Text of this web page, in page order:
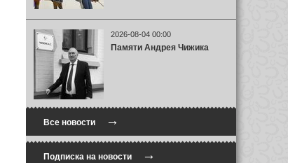
2026-08-04 00:00
Памяти Андрея Чижика
Все новости→
Подписка на новости→